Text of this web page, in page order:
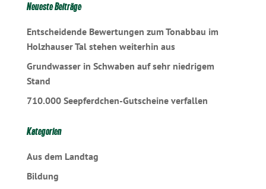
Neueste Beiträge
Entscheidende Bewertungen zum Tonabbau im
Holzhauser Tal stehen weiterhin aus
Grundwasser in Schwaben auf sehr niedrigem
Stand
710.000 Seepferdchen-Gutscheine verfallen
Kategorien
Aus dem Landtag
Bildung